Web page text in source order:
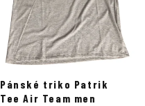
Pánské triko Patrik
Tee Air Team men